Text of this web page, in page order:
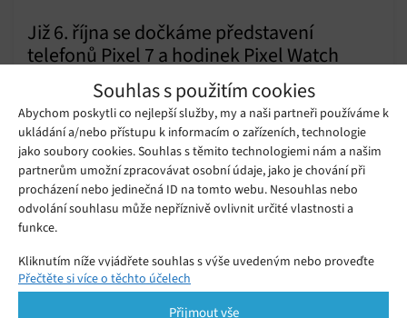
Souhlas s použitím cookies
Abychom poskytli co nejlepší služby, my a naši partneři používáme k
ukládání a/nebo přístupu k informacím o zařízeních, technologie
jako soubory cookies. Souhlas s těmito technologiemi nám a našim
partnerům umožní zpracovávat osobní údaje, jako je chování při
procházení nebo jedinečná ID na tomto webu. Nesouhlas nebo
odvolání souhlasu může nepříznivě ovlivnit určité vlastnosti a
funkce.
Kliknutím níže vyjádřete souhlas s výše uvedeným nebo proveďte
podrobnější rozhodnutí. Vaše volby budou použity pouze na tomto
Přečtěte si více o těchto účelech
Přijmout vše
Již 6. října se dočkáme představení
telefonů Pixel 7 a hodinek Pixel Watch
Letošní podzimní hardwarová akce společnosti Google, která
se bude konat již 6. října, bude výjimečná.
Soutěž o bezdrátová sluchátka
Panasonic 3. kolo
Pátek 04. 10. 2019 Redakce